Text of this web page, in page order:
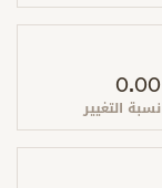
0.00
نسبة التغيير